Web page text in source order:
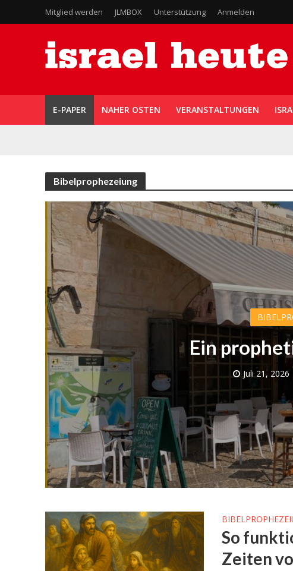
Mitglied werden JLMBOX Unterstützung Anmelden
E-PAPER NAHER OSTEN VERANSTALTUNGEN
Bibelprophezeiung
Ein
Juli 21, 2026
So
Zeiten
Israelische
die Knesset –